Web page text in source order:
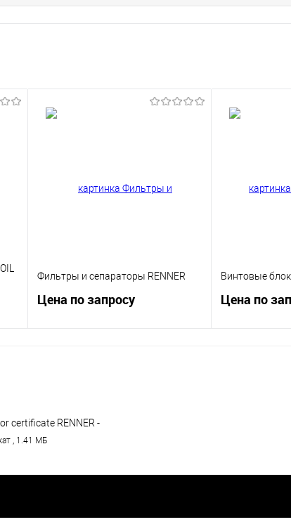
Фильтры и сепараторы RENNER
Цена по запросу
Винтовые
Цена по
certificate RENNER -
- until 31.12.2018
, 1.41 МБ